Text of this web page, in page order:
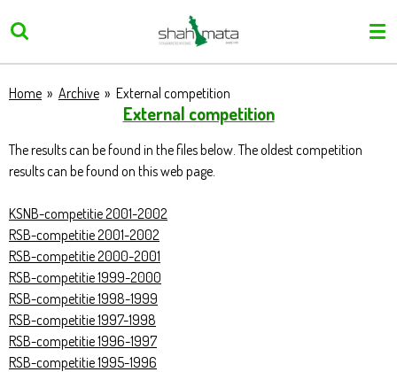
to
main
Home » Archive » External competition
External competition
The results can be found in the files below. The oldest competition
results can be found on this web page.
KSNB-competitie 2001-2002
RSB-competitie 2001-2002
RSB-competitie 2000-2001
RSB-competitie 1999-2000
RSB-competitie 1998-1999
RSB-competitie 1997-1998
RSB-competitie 1996-1997
RSB-competitie 1995-1996